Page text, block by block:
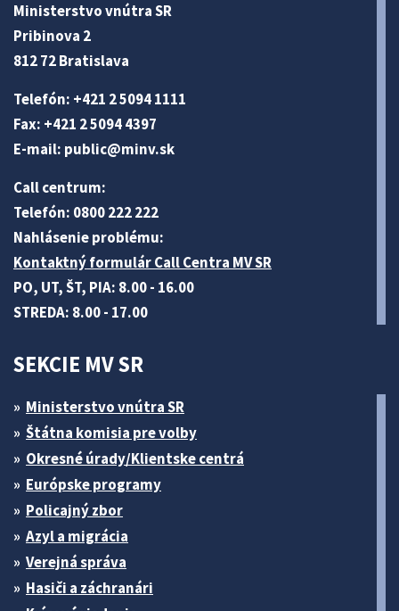
Ministerstvo vnútra SR
Pribinova 2
812 72 Bratislava
Telefón: +421 2 5094 1111
Fax: +421 2 5094 4397
E-mail: public@minv.sk
Call centrum:
Telefón: 0800 222 222
Nahlásenie problému:
Kontaktný formulár Call Centra MV SR
PO, UT, ŠT, PIA: 8.00 - 16.00
STREDA: 8.00 - 17.00
SEKCIE MV SR
Ministerstvo vnútra SR
Štátna komisia pre volby
Okresné úrady/Klientske centrá
Európske programy
Policajný zbor
Azyl a migrácia
Verejná správa
Hasiči a záchranári